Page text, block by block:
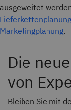
ausgeweitet
Lieferkettenplanung
Marketingplanung.
Die
von
Bleiben Sie mit